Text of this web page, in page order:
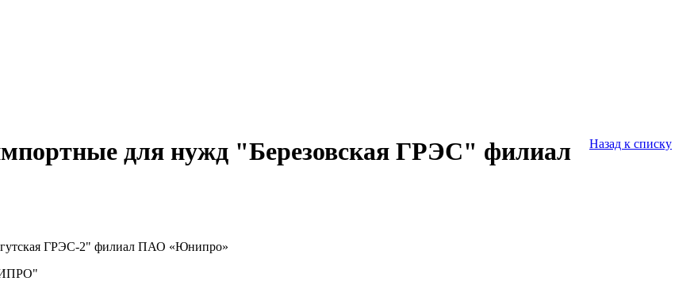
Назад к списку
для нужд "Березовская ГРЭС" филиал
ГРЭС-2" филиал ПАО «Юнипро»